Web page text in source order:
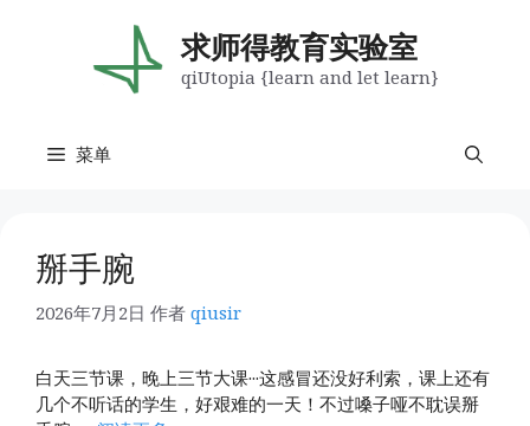
求师得教育实验室
qiUtopia {learn and let learn}
菜单
掰手腕
2026年7月2日 作者 qiusir
白天三节课，晚上三节大课···这感冒还没好利索，课上还有
几个不听话的学生，好艰难的一天！不过嗓子哑不耽误掰